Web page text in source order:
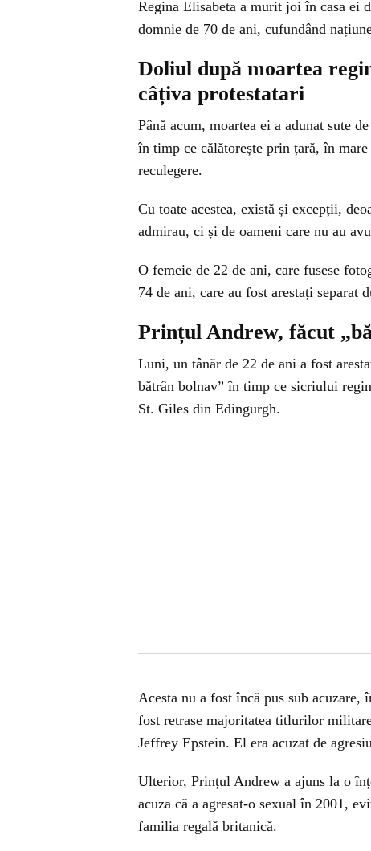
Regina Elisabeta a murit joi în casa ei
domnie de 70 de ani, cufundând
Doliul după moartea
câțiva protestatari
Până acum, moartea ei a adunat sute
în timp ce călătorește prin țară, în
reculegere.
Cu toate acestea, există și excepții,
admirau, ci și de oameni care nu au
O femeie de 22 de ani, care fusese
74 de ani, care au fost arestați
Prințul Andrew, făcut
Luni, un tânăr de 22 de ani a fost
bătrân bolnav” în timp ce sicriului
St. Giles din Edingurgh.
Acesta nu a fost încă pus sub
fost retrase majoritatea titlurilor
Jeffrey Epstein. El era acuzat de
Ulterior, Prințul Andrew a ajuns la o
acuza că a agresat-o sexual în 2001,
familia regală britanică.